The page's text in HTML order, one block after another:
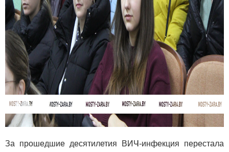
За прошедшие десятилетия ВИЧ-инфекция перестала